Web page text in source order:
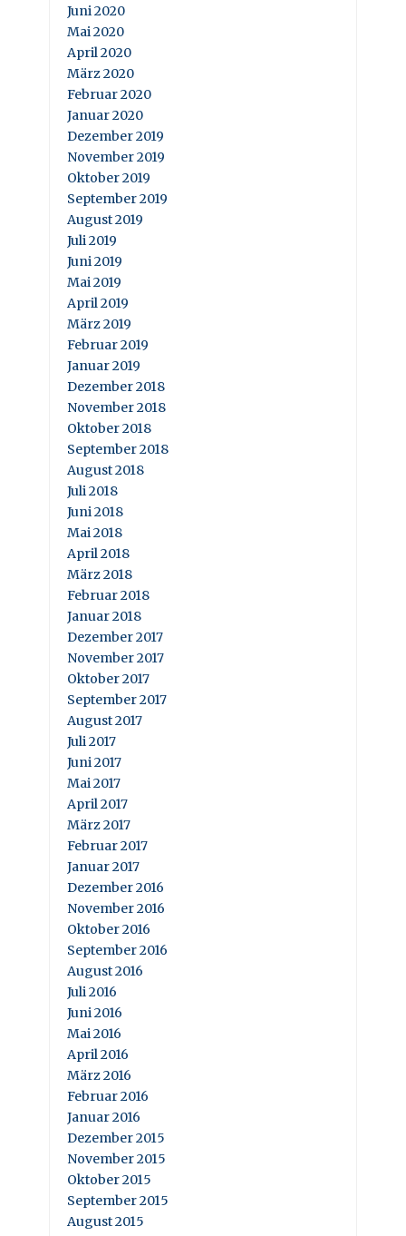
Juni 2020
Mai 2020
April 2020
März 2020
Februar 2020
Januar 2020
Dezember 2019
November 2019
Oktober 2019
September 2019
August 2019
Juli 2019
Juni 2019
Mai 2019
April 2019
März 2019
Februar 2019
Januar 2019
Dezember 2018
November 2018
Oktober 2018
September 2018
August 2018
Juli 2018
Juni 2018
Mai 2018
April 2018
März 2018
Februar 2018
Januar 2018
Dezember 2017
November 2017
Oktober 2017
September 2017
August 2017
Juli 2017
Juni 2017
Mai 2017
April 2017
März 2017
Februar 2017
Januar 2017
Dezember 2016
November 2016
Oktober 2016
September 2016
August 2016
Juli 2016
Juni 2016
Mai 2016
April 2016
März 2016
Februar 2016
Januar 2016
Dezember 2015
November 2015
Oktober 2015
September 2015
August 2015